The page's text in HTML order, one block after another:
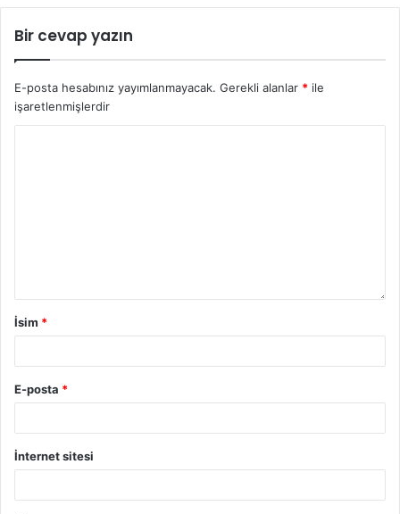
Bir cevap yazın
E-posta hesabınız yayımlanmayacak. Gerekli alanlar * ile
işaretlenmişlerdir
İsim *
E-posta *
İnternet sitesi